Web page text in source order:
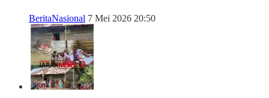
BeritaNasional 7 Mei 2026 20:50